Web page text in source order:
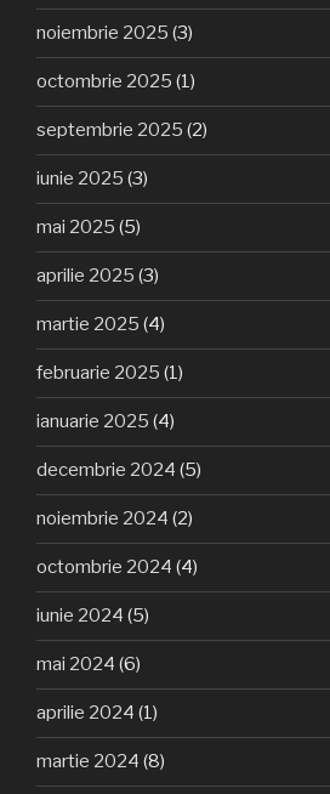
noiembrie 2025 (3)
octombrie 2025 (1)
septembrie 2025 (2)
iunie 2025 (3)
mai 2025 (5)
aprilie 2025 (3)
martie 2025 (4)
februarie 2025 (1)
ianuarie 2025 (4)
decembrie 2024 (5)
noiembrie 2024 (2)
octombrie 2024 (4)
iunie 2024 (5)
mai 2024 (6)
aprilie 2024 (1)
martie 2024 (8)